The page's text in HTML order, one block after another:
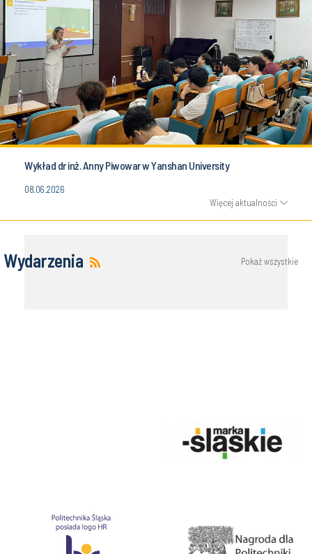
Wykład dr inż. Anny Piwowar w Yanshan University
08.06.2026
Więcej aktualności
Wydarzenia Pokaż wszystkie